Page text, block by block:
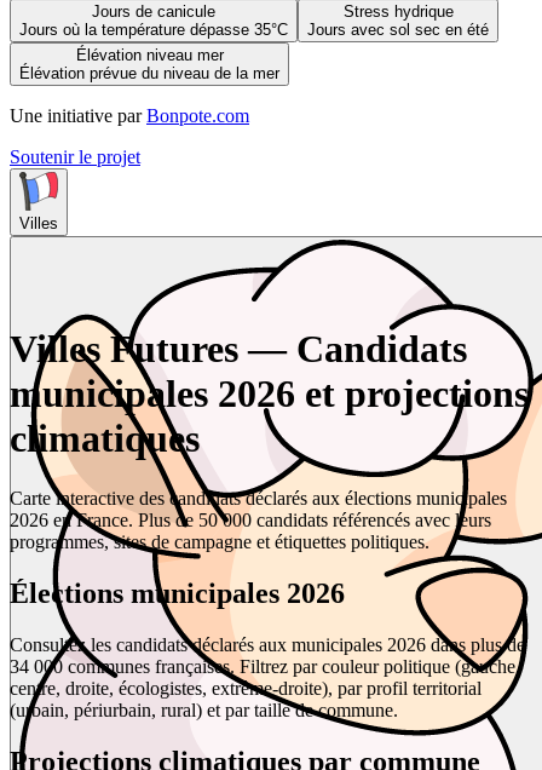
Jours de canicule
Jours où la température dépasse 35°C
Stress hydrique
Jours avec sol sec en été
Élévation niveau mer
Élévation prévue du niveau de la mer
Une initiative par Bonpote.com
Soutenir le projet
Villes
Villes Futures — Candidats
municipales 2026 et projections
climatiques
Carte interactive des candidats déclarés aux élections municipales
2026 en France. Plus de 50 000 candidats référencés avec leurs
programmes, sites de campagne et étiquettes politiques.
Élections municipales 2026
Consultez les candidats déclarés aux municipales 2026 dans plus de
34 000 communes françaises. Filtrez par couleur politique (gauche,
centre, droite, écologistes, extrême-droite), par profil territorial
(urbain, périurbain, rural) et par taille de commune.
Projections climatiques par commune